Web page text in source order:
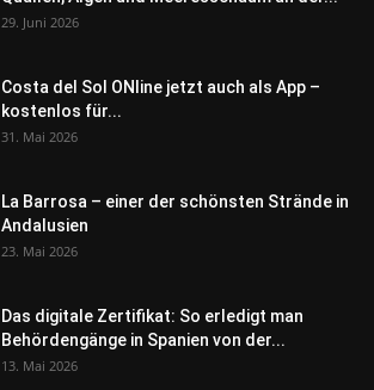
29. Juni 2026
Costa del Sol ONline jetzt auch als App –
kostenlos für...
31. Mai 2026
La Barrosa – einer der schönsten Strände in
Andalusien
23. Mai 2026
Das digitale Zertifikat: So erledigt man
Behördengänge in Spanien von der...
13. Mai 2026